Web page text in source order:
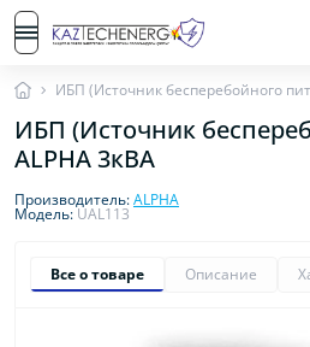
ИБП (Источник бесперебойного
ИБП (Источник
ALPHA 3кВА
Производитель:ALPHA
Модель:UAL113
Все о товаре Описание